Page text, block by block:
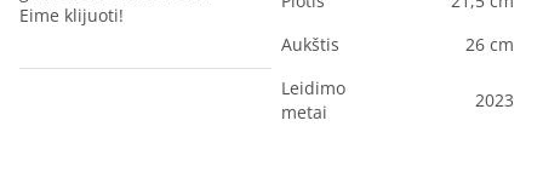
Eime klijuoti!
Aukštis
26 cm
Leidimo
metai
2023